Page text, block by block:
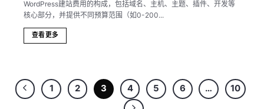
WordPress建站费用的构成，包括域名、主机、主题、插件、开发等
核心部分，并提供不同预算范围（如0-200...
查看更多
1 2 3 4 5 6 … 10